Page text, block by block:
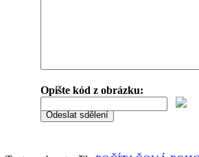
Opište kód z obrázku: